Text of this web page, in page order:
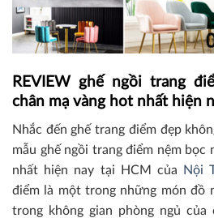
REVIEW ghế ngồi trang
chân mạ vàng hot nhất hiện
Nhắc đến ghế trang điểm đẹp
mẫu ghế ngồi trang điểm nệm bọc
nhất hiện nay tại HCM của
Nội
điểm là một trong những món đồ
trong không gian phòng ngủ